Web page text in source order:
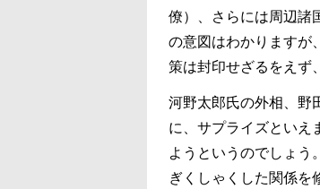
僚）、さらには周辺諸
の意図はわかりますが
策は封印せざるをえず
河野太郎氏の外相、野
に、サプライズといえ
ようというのでしょう
ぎくしゃくした関係を